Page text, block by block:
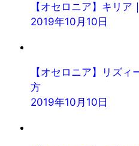
【オセロニア】キリア
2019年10月10日
【オセロニア】リズ
方
2019年10月10日